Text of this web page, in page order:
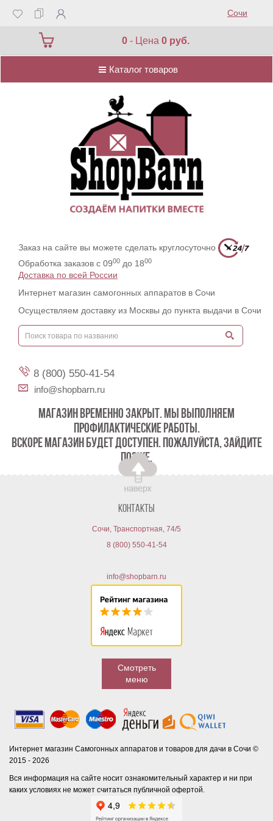
Сочи
0 - Цена0 руб.
Каталог товаров
Каталог товаров
Заказ на сайте вы можете сделать круглосуточно
Обработка заказов с 0900 до 1800
Доставка по всей России
Интернет магазин самогонных аппаратов в Сочи
Осуществляем доставку из Москвы до пункта выдачи в Сочи
8 (800) 550-41-54
info@shopbarn.ru
МАГАЗИН ВРЕМЕННО ЗАКРЫТ. МЫ ВЫПОЛНЯЕМ
ПРОФИЛАКТИЧЕСКИЕ РАБОТЫ.
ВСКОРЕ МАГАЗИН БУДЕТ ДОСТУПЕН. ПОЖАЛУЙСТА, ЗАЙДИТЕ
ПОЗЖЕ.
Контакты
Сочи, Транспортная, 74/5
8 (800) 550-41-54
info@shopbarn.ru
Смотреть
меню
Интернет магазин Самогонных аппаратов и товаров для дачи в Сочи ©
2015 - 2026
Вся информация на сайте носит ознакомительный характер и ни при
каких условиях не может считаться публичной офертой.